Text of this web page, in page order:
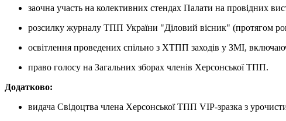
заочна участь на колективних стендах Палати на провідних
розсилку журналу ТПП України "Діловий вісник" (протягом
освітлення проведених спільно з ХТПП заходів у ЗМІ,
право голосу на Загальних зборах членів Херсонської ТПП.
Додатково:
видача Свідоцтва члена Херсонської ТПП VIP-зразка з